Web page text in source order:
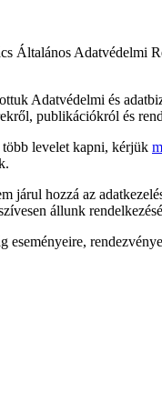
Általános
Adatvédelmi és
publikációkról és
több levelet kapni, kérjük
járul hozzá az
állunk